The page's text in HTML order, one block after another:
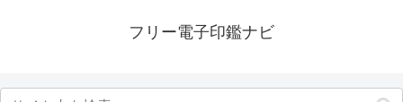
フリー電子印鑑ナビ